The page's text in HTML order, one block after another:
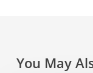
You May